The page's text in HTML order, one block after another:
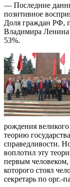
— Последние
позитивное
Доля граждан РФ,
Владимира Ленина
53%.
рождения
теорию
справедливости.
воплотил эту
первым человеком,
которого стоял
секретарь по орг.-